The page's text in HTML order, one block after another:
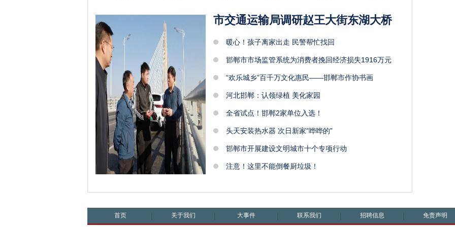
市交通运输局调研赵王大街东湖大桥
暖心！孩子离家出走 民警帮忙找回
邯郸市市场监管系统为消费者挽回经济损失1916万元
“欢乐城乡”百千万文化惠民——邯郸市作协书画
河北邯郸：认领绿植 美化家园
全省试点！邯郸2家单位入选！
头天安装热水器 次日新家“哗哗的”
邯郸市开展建设文明城市十个专项行动
注意！这里不能倒餐厨垃圾！
首页 关于我们 大事件 联系我们 招聘信息 免责声明